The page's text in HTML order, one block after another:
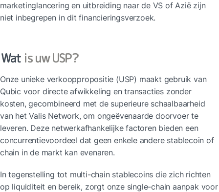
marketinglancering en uitbreiding naar de VS of Azië zijn
niet inbegrepen in dit financieringsverzoek.
Wat is uw USP?
Onze unieke verkooppropositie (USP) maakt gebruik van
Qubic voor directe afwikkeling en transacties zonder
kosten, gecombineerd met de superieure schaalbaarheid
van het Valis Network, om ongeëvenaarde doorvoer te
leveren. Deze netwerkafhankelijke factoren bieden een
concurrentievoordeel dat geen enkele andere stablecoin of
chain in de markt kan evenaren.
In tegenstelling tot multi-chain stablecoins die zich richten
op liquiditeit en bereik, zorgt onze single-chain aanpak voor